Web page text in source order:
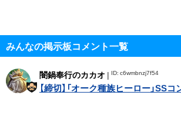
みんなの掲示板コメント一覧
闇鍋奉行のカカオ | ID: c6wmbnzj7f54
【締切】「オーク種族ヒーロー」SS